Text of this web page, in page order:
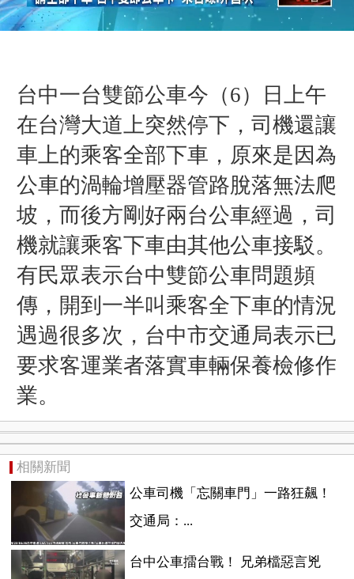
台中一台雙節公車今（6） 日
上午
在台灣大道上突然停下，司機還讓
車上的乘客全部下車，原來是因為
公車的渦輪增壓器管路脫落無法爬
坡，而後方剛好兩台公車經過，司
機就讓乘客下車由其他公車接駁。
有民眾表示台中雙節公車問題頻
傳 ，開到一半叫乘客全下車的情況
遇過很多次，台中市交通局表示已
要求客運業者落實車輛保養檢修作
業。
相關新聞
公車司機「忘關車門」一路狂飆！
交通局：...
台中公車擂台戰！ 兄弟檔惡言兇